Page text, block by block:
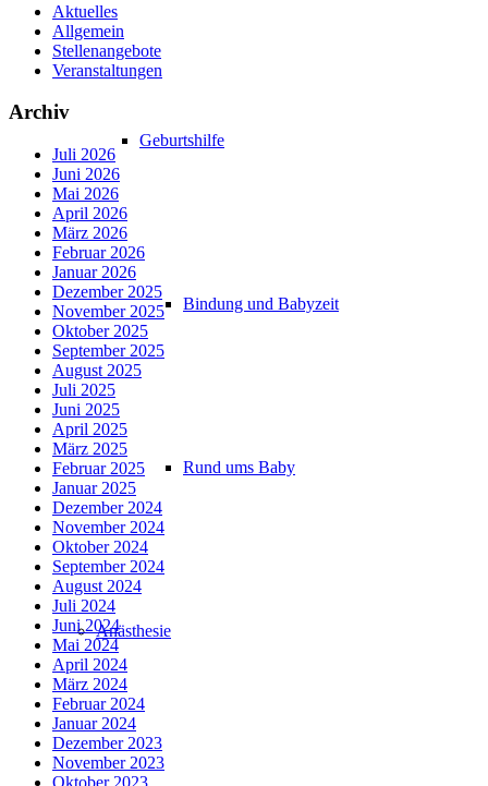
Geburtshilfe
Bindung und Babyzeit
Rund ums Baby
Anästhesie
Aktuelles
Allgemein
Stellenangebote
Veranstaltungen
Archiv
Juli 2026
Juni 2026
Mai 2026
April 2026
März 2026
Februar 2026
Januar 2026
Dezember 2025
November 2025
Oktober 2025
September 2025
August 2025
Juli 2025
Juni 2025
April 2025
März 2025
Februar 2025
Januar 2025
Dezember 2024
November 2024
Oktober 2024
September 2024
August 2024
Juli 2024
Juni 2024
Mai 2024
April 2024
März 2024
Februar 2024
Januar 2024
Dezember 2023
November 2023